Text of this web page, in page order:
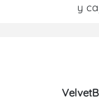
y